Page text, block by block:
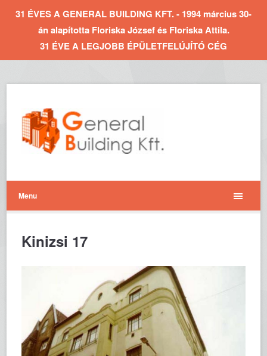
31 ÉVES A GENERAL BUILDING KFT. - 1994 március 30-
án alapította Floriska József és Floriska Attila.
31 ÉVE A LEGJOBB ÉPÜLETFELÚJÍTÓ CÉG
Menu
Kinizsi 17